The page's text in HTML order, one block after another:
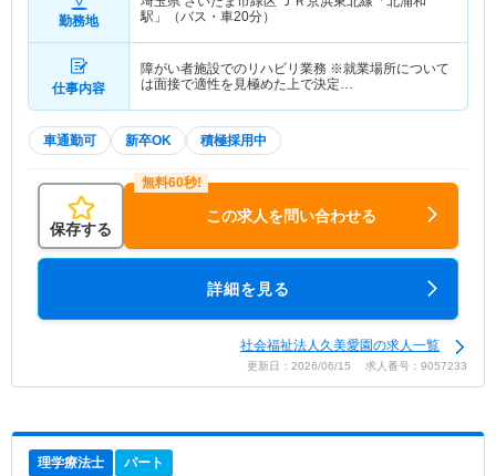
勤務地
駅」（バス・車20分）
仕事内容
障がい者施設でのリハビリ業務 ※就業場所について
は面接で適性を見極めた上で決定…
車通勤可 新卒OK 積極採用中
保存する
この求人を問い合わせる
詳細を見る
社会福祉法人久美愛園の求人一覧
更新日：2026/06/15 求人番号：9057233
理学療法士 パート